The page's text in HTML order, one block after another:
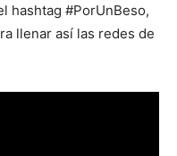
hashtag #PorUnBeso,
llenar así las redes de